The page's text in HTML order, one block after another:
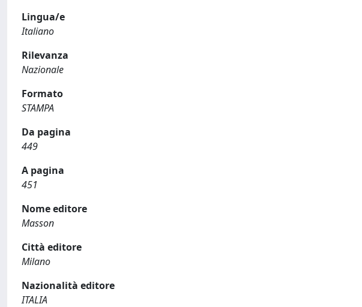
Lingua/e
Italiano
Rilevanza
Nazionale
Formato
STAMPA
Da pagina
449
A pagina
451
Nome editore
Masson
Città editore
Milano
Nazionalità editore
ITALIA